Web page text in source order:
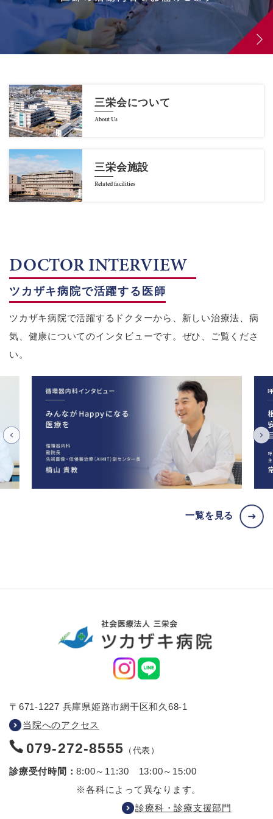
三栄会について
About Us
三栄会施設
Related facilities
DOCTOR INTERVIEW
ツカザキ病院で活躍する医師
ツカザキ病院で活躍するドクターから、新しい治療法、病
気、健康についてのインタビューです。ぜひ、ご覧くださ
い。
一覧を見る
〒671-1227 兵庫県姫路市網干区和久68-1
当院へのアクセス
079-272-8555 （代表）
診療受付時間：8:00～11:30 13:00～15:00
※各科によって異なります。
診療科・診療支援部門